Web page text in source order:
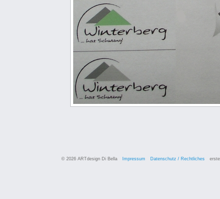
© 2026 ARTdesign Di Bella Impressum Datenschutz / Rechtliches